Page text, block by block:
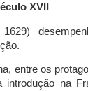
XVII
entre os
na